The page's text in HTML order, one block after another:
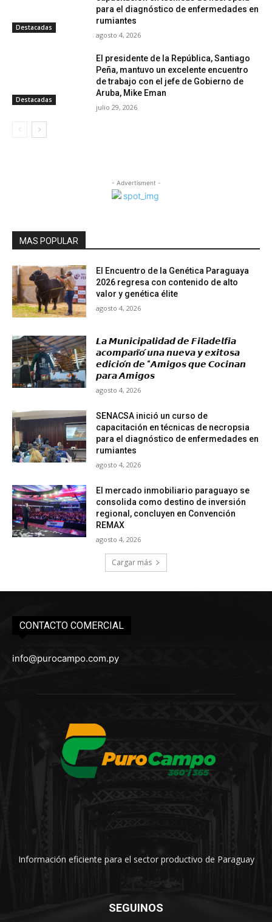
Destacadas
para el diagnóstico de enfermedades en
rumiantes
agosto 4, 2026
Destacadas
El presidente de la República, Santiago
Peña, mantuvo un excelente encuentro
de trabajo con el jefe de Gobierno de
Aruba, Mike Eman
julio 29, 2026
- Advertisment -
MAS POPULAR
El Encuentro de la Genética Paraguaya
2026 regresa con contenido de alto
valor y genética élite
agosto 4, 2026
𝙇𝙖 𝙈𝙪𝙣𝙞𝙘𝙞𝙥𝙖𝙡𝙞𝙙𝙖𝙙 𝙙𝙚 𝙁𝙞𝙡𝙖𝙙𝙚𝙡𝙛𝙞𝙖
𝙖𝙘𝙤𝙢𝙥𝙖𝙣̃𝙤́ 𝙪𝙣𝙖 𝙣𝙪𝙚𝙫𝙖 𝙮 𝙚𝙭𝙞𝙩𝙤𝙨𝙖
𝙚𝙙𝙞𝙘𝙞𝙤́𝙣 𝙙𝙚 “𝘼𝙢𝙞𝙜𝙤𝙨 𝙦𝙪𝙚 𝘾𝙤𝙘𝙞𝙣𝙖𝙣
𝙥𝙖𝙧𝙖 𝘼𝙢𝙞𝙜𝙤𝙨
agosto 4, 2026
SENACSA inició un curso de
capacitación en técnicas de necropsia
para el diagnóstico de enfermedades en
rumiantes
agosto 4, 2026
El mercado inmobiliario paraguayo se
consolida como destino de inversión
regional, concluyen en Convención
REMAX
agosto 4, 2026
Cargar más
CONTACTO COMERCIAL
info@purocampo.com.py
Información eficiente para el sector productivo de Paraguay
SEGUINOS